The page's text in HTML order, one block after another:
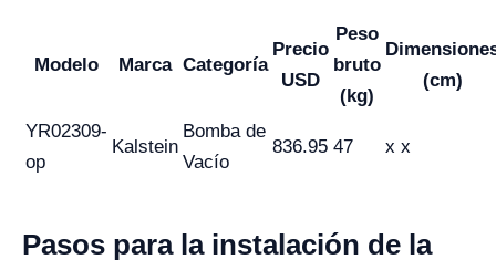
Modelo Marca Categoría
Precio
USD
Peso
bruto
(kg)
(cm)
YR02309-
op
Kalstein
Bomba de
Vacío
836.95 47 x x
Pasos para la instalación de la